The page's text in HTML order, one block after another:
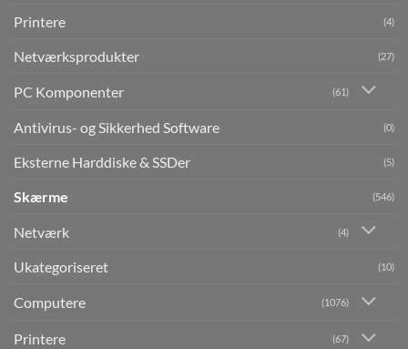
Printere (4)
Netværksprodukter (27)
PC Komponenter (61)
Antivirus- og Sikkerhed Software (0)
Eksterne Harddiske & SSDer (5)
Skærme (546)
Netværk (4)
Ukategoriseret (10)
Computere (1076)
Printere (67)